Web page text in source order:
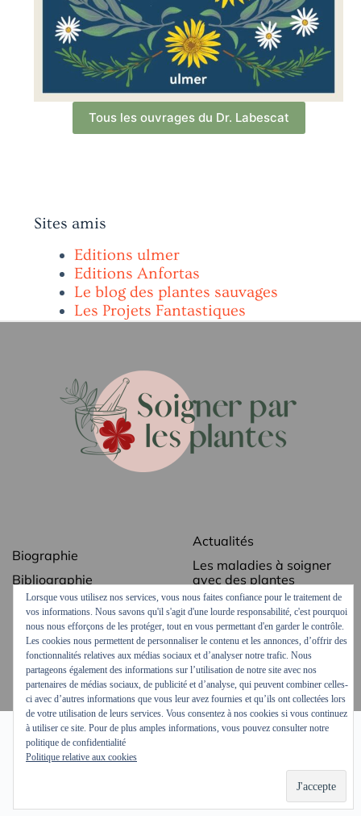
Tous les ouvrages du Dr. Labescat
Sites amis
Editions ulmer
Editions Anfortas
Le blog des plantes sauvages
Les Projets Fantastiques
Biographie
Bibliographie
Revue de presse
Contact
Mentions légales
Actualités
Les maladies à soigner
avec des plantes
Les secrets des plantes
médicinales
Ordonnances vertes
Podcasts et vidéos
Lorsque vous utilisez nos services, vous nous faites confiance pour le traitement de
vos informations. Nous savons qu'il s'agit d'une lourde responsabilité, c'est pourquoi
nous nous efforçons de les protéger, tout en vous permettant d'en garder le contrôle.
Les cookies nous permettent de personnaliser le contenu et les annonces, d’offrir des
fonctionnalités relatives aux médias sociaux et d’analyser notre trafic. Nous
partageons également des informations sur l’utilisation de notre site avec nos
partenaires de médias sociaux, de publicité et d’analyse, qui peuvent combiner celles-
ci avec d’autres informations que vous leur avez fournies et qu’ils ont collectées lors
de votre utilisation de leurs services. Vous consentez à nos cookies si vous continuez
à utiliser ce site. Pour de plus amples informations, vous pouvez consulter notre
politique de confidentialité
Politique relative aux cookies